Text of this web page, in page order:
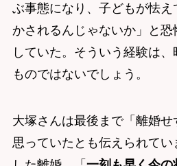
ぶ事態になり、子どもが怯
かされるんじゃないか」と恐
していた。そういう経験は
ものではないでしょう。
大塚さんは最後まで「離婚せ
思っていたとも伝えられて